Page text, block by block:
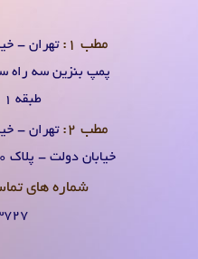
مطب 1:
تهران -
طبقه 1 - واحد 2
مطب 2:
تهران -
خیابان دولت - پلاک 550 - طبقه 1 - واحد 2
شماره های